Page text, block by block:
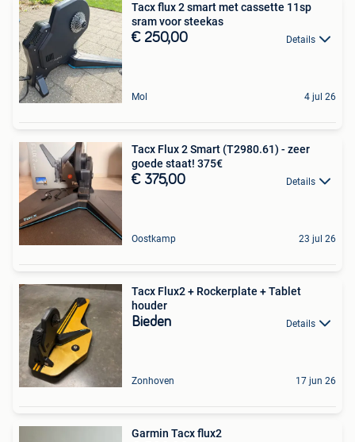
Tacx flux 2 smart met cassette 11sp
sram voor steekas
€ 250,00 Details
Mol 4 jul 26
Tacx Flux 2 Smart (T2980.61) - zeer
goede staat! 375€
€ 375,00 Details
Oostkamp 23 jul 26
Tacx Flux2 + Rockerplate + Tablet
houder
Bieden Details
Zonhoven 17 jun 26
Garmin Tacx flux2